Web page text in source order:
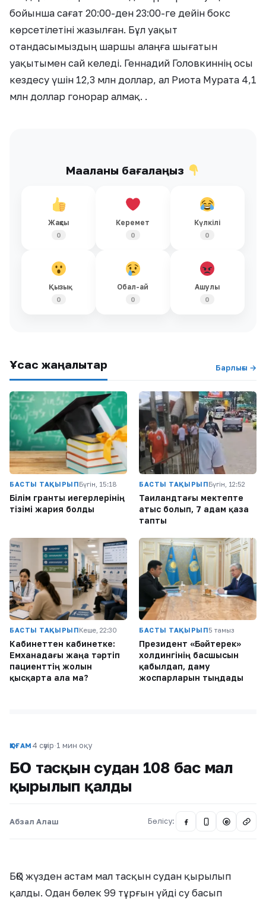
бойынша сағат 20:00-ден 23:00-ге дейін бокс
көрсетілетіні жазылған. Бұл уақыт
отандасымыздың шаршы алаңға шығатын
уақытымен сай келеді. Геннадий Головкиннің осы
кездесу үшін 12,3 млн доллар, ал Риота Мурата 4,1
млн доллар гонорар алмақ. .
Мақаланы бағалаңыз
Жақсы
0
Керемет
0
Күлкілі
0
Қызық
0
Обал-ай
0
Ашулы
0
Ұқсас жаңалықтар Барлығы →
БАСТЫ ТАҚЫРЫПБүгін, 15:18
Білім гранты иегерлерінің
тізімі жария болды
БАСТЫ ТАҚЫРЫПБүгін, 12:52
Таиландтағы мектепте
атыс болып, 7 адам қаза
тапты
БАСТЫ ТАҚЫРЫПКеше, 22:30
Кабинеттен кабинетке:
Емханадағы жаңа тәртіп
пациенттің жолын
қысқарта ала ма?
БАСТЫ ТАҚЫРЫП5 тамыз
Президент «Бәйтерек»
холдингінің басшысын
қабылдап, даму
жоспарларын тыңдады
ҚОҒАМ 4 сәуір·1 мин оқу
БҚО тасқын судан 108 бас мал
қырылып қалды
Абзал Алаш Бөлісу: @
БҚО жүзден астам мал тасқын судан қырылып
қалды. Одан бөлек 99 тұрғын үйді су басып